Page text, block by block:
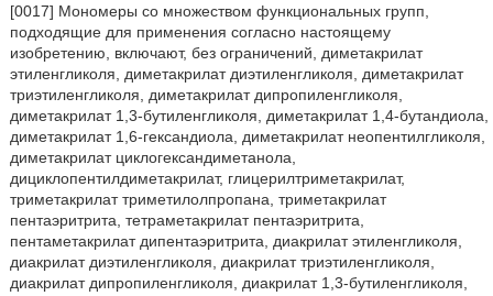
[0017] Мономеры со множеством функциональных групп,
подходящие для применения согласно настоящему
изобретению, включают, без ограничений, диметакрилат
этиленгликоля, диметакрилат диэтиленгликоля, диметакрилат
триэтиленгликоля, диметакрилат дипропиленгликоля,
диметакрилат 1,3-бутиленгликоля, диметакрилат 1,4-бутандиола,
диметакрилат 1,6-гександиола, диметакрилат неопентилгликоля,
диметакрилат циклогександиметанола,
дициклопентилдиметакрилат, глицерилтриметакрилат,
триметакрилат триметилолпропана, триметакрилат
пентаэритрита, тетраметакрилат пентаэритрита,
пентаметакрилат дипентаэритрита, диакрилат этиленгликоля,
диакрилат диэтиленгликоля, диакрилат триэтиленгликоля,
диакрилат дипропиленгликоля, диакрилат 1,3-бутиленгликоля,